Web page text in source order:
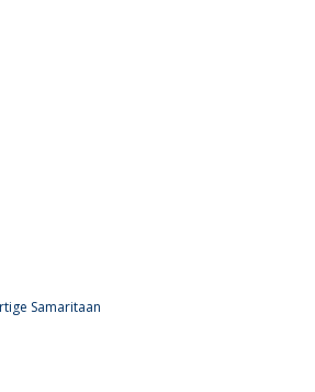
Samaritaan